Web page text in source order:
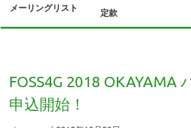
メーリングリスト
定款
FOSS4G 2018 OKAYAMA
申込開始！